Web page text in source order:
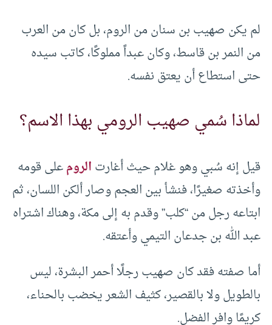
لم يكن صهيب بن سنان من الروم، بل كان من العرب
من النمر بن قاسط، وكان عبداً مملوكًا، كاتب سيده
حتى استطاع أن يعتق نفسه.
لماذا سُمي صهيب الرومي بهذا الاسم؟
قيل إنه سُبي وهو غلام حيث أغارتالرومعلى قومه
وأخذته صغيرًا، فنشأ بين العجم وصار ألكن اللسان، ثم
ابتاعه رجل من “كلب” وقدم به إلى مكة، وهناك اشتراه
عبد الله بن جدعان التيمي وأعتقه.
أما صفته فقد كان صهيب رجلًا أحمر البشرة، ليس
بالطويل ولا بالقصير، كثيف الشعر يخضب بالحناء،
كريمًا وافر الفضل.